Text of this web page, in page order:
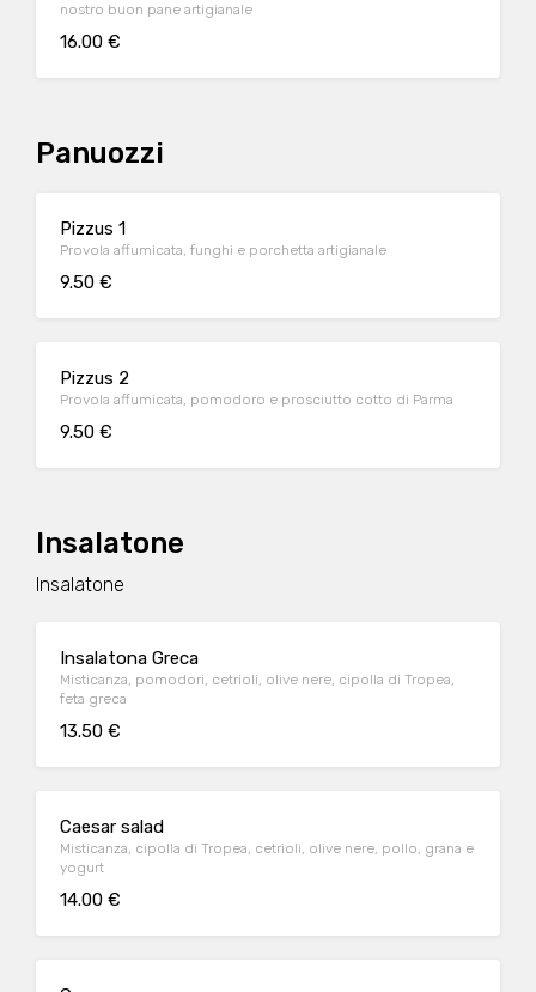
nostro buon pane artigianale
16.00 €
Panuozzi
Pizzus 1
Provola affumicata, funghi e porchetta artigianale
9.50 €
Pizzus 2
Provola affumicata, pomodoro e prosciutto cotto di Parma
9.50 €
Insalatone
Insalatone
Insalatona Greca
Misticanza, pomodori, cetrioli, olive nere, cipolla di Tropea,
feta greca
13.50 €
Caesar salad
Misticanza, cipolla di Tropea, cetrioli, olive nere, pollo, grana e
yogurt
14.00 €